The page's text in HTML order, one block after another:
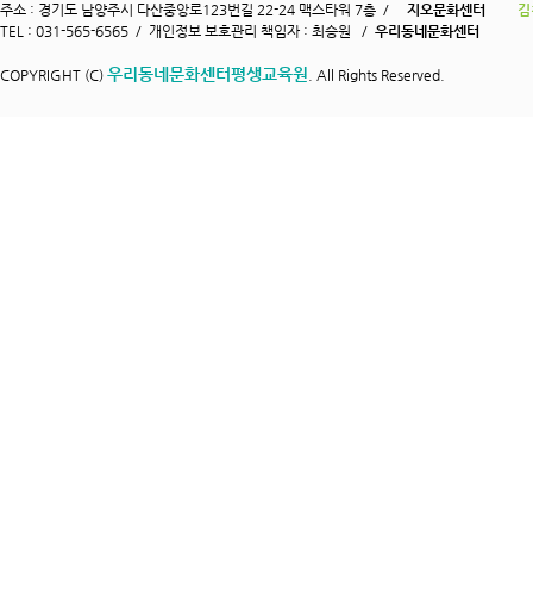
주소 : 경기도 남양주시 다산중앙로123번길 22-24 맥스타워 7층 /
지오문화센터
TEL : 031-565-6565 / 개인정보 보호관리 책임자 : 최승원 / 우리동네문화센터
COPYRIGHT (C) 우리동네문화센터평생교육원 . All Rights Reserved.